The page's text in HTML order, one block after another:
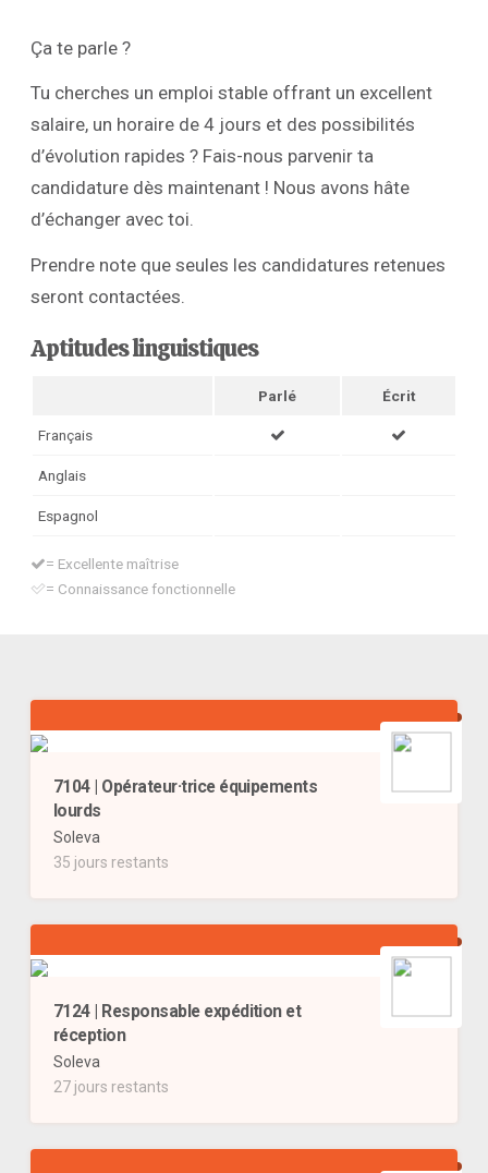
Ça te parle ?
Tu cherches un emploi stable offrant un excellent
salaire, un horaire de 4 jours et des possibilités
d’évolution rapides ? Fais-nous parvenir ta
candidature dès maintenant ! Nous avons hâte
d’échanger avec toi.
Prendre note que seules les candidatures retenues
seront contactées.
Aptitudes linguistiques
Parlé Écrit
Français
Anglais
Espagnol
= Excellente maîtrise
= Connaissance fonctionnelle
7104 | Opérateur·trice équipements
lourds
Soleva
35 jours restants
7124 | Responsable expédition et
réception
Soleva
27 jours restants